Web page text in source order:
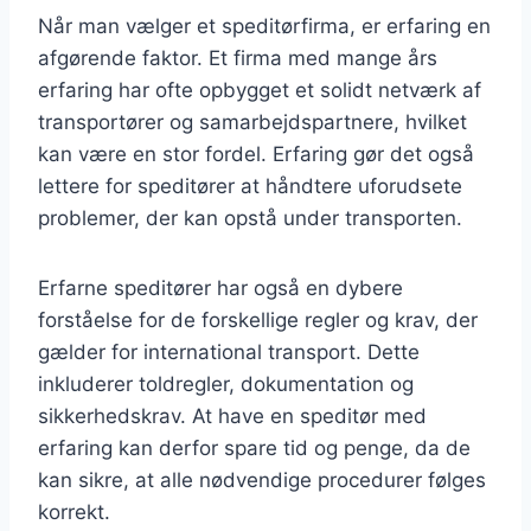
Når man vælger et speditørfirma, er erfaring en
afgørende faktor. Et firma med mange års
erfaring har ofte opbygget et solidt netværk af
transportører og samarbejdspartnere, hvilket
kan være en stor fordel. Erfaring gør det også
lettere for speditører at håndtere uforudsete
problemer, der kan opstå under transporten.
Erfarne speditører har også en dybere
forståelse for de forskellige regler og krav, der
gælder for international transport. Dette
inkluderer toldregler, dokumentation og
sikkerhedskrav. At have en speditør med
erfaring kan derfor spare tid og penge, da de
kan sikre, at alle nødvendige procedurer følges
korrekt.